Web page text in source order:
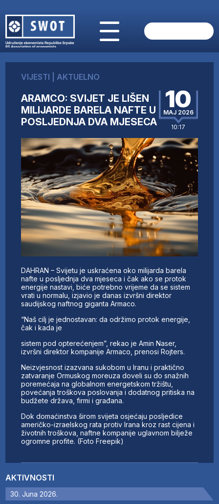
O NAMA
AKTUELNO
ANALIZE
KOMPANIJE
IZ STRANIH MEDIJA
AKTIVNOSTI
SWOT INTERVJU
UČLANI SE
KONTAKT
AKTIVNOSTI
30. Juna 2026.
VIJESTI AKTUELNO
ARAMCO: SVIJET JE LIŠEN
MILIJARDE BARELA NAFTE U
POSLJEDNJA DVA MJESECA
10
MAJ 2026
10:17
DAHRAN – Svijetu je uskraćena oko milijarda barela
nafte u posljednja dva mjeseca i čak ako se protok
energije nastavi, biće potrebno vrijeme da se sistem
vrati u normalu, izjavio je danas izvršni direktor
saudijskog naftnog giganta Armaco.
“Naš cilj je jednostavan: da održimo protok energije,
čak i kada je
sistem pod opterećenjem”, rekao je Amin Naser,
izvršni direktor kompanije Armaco, prenosi Rojters.
Neizvjesnost izazvana sukobom u Iranu i praktično
zatvaranje Ormuskog moreuza doveli su do snažnih
poremećaja na globalnom energetskom tržištu,
povećanja troškova poslovanja i dodatnog pritiska na
budžete država, firmi i građana.
Dok domaćinstva širom svijeta osjećaju posljedice
američko-izraelskog rata protiv Irana kroz rast cijena i
životnih troškova, naftne kompanije uglavnom bilježe
ogromne profite. (Foto Freepik)